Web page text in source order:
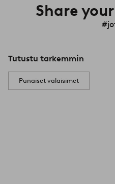
Share
Tutustu tarkemmin
Punaiset valaisimet